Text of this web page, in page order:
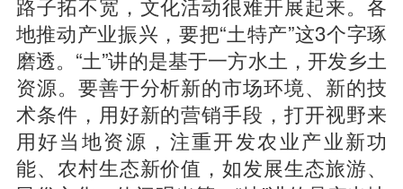
地推动产业振兴，要把“土特产”这3个字琢
磨透。“土”讲的是基于一方水土，开发乡土
资源。要善于分析新的市场环境、新的技
术条件，用好新的营销手段，打开视野来
用好当地资源，注重开发农业产业新功
能、农村生态新价值，如发展生态旅游、